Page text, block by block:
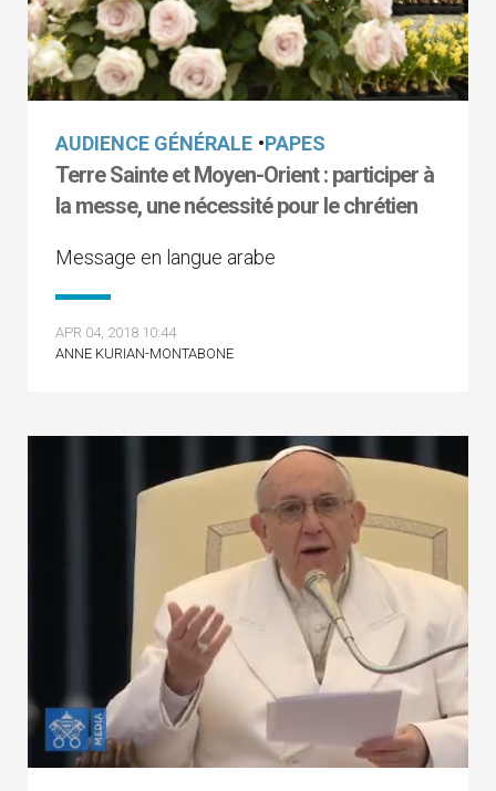
AUDIENCE GÉNÉRALE •PAPES
Terre Sainte et Moyen-Orient : participer à
la messe, une nécessité pour le chrétien
Message en langue arabe
APR 04, 2018 10:44
ANNE KURIAN-MONTABONE